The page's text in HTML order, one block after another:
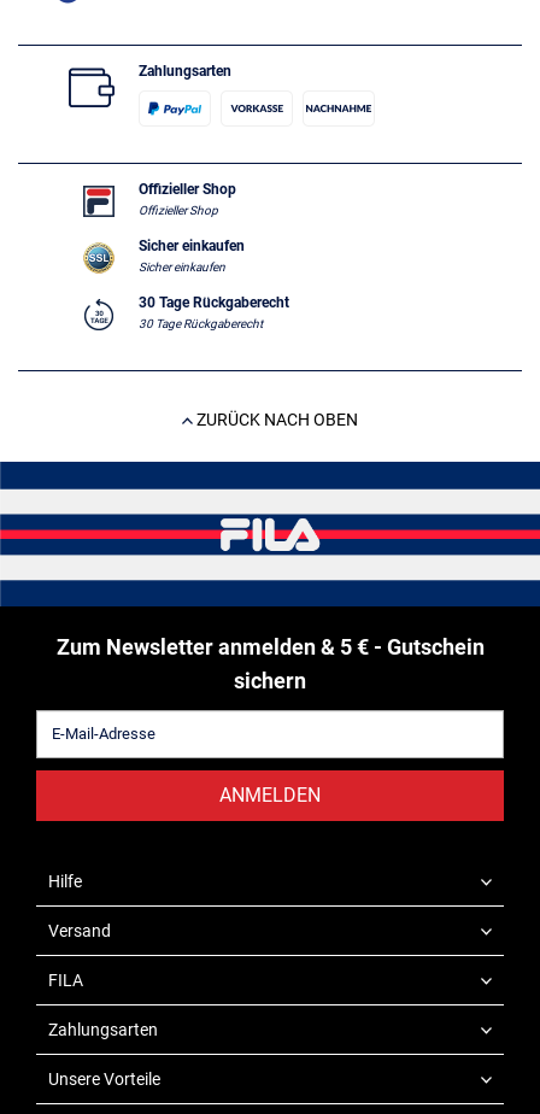
Zahlungsarten
Offizieller Shop
Offizieller Shop
Sicher einkaufen
Sicher einkaufen
30 Tage Rückgaberecht
30 Tage Rückgaberecht
ZURÜCK NACH OBEN
Zum Newsletter anmelden & 5 € - Gutschein
sichern
ANMELDEN
Hilfe
Versand
FILA
Zahlungsarten
Unsere Vorteile